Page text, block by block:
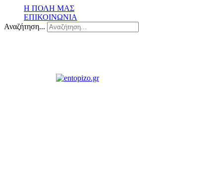
Η ΠΟΛΗ ΜΑΣ
ΕΠΙΚΟΙΝΩΝΙΑ
Αναζήτηση...